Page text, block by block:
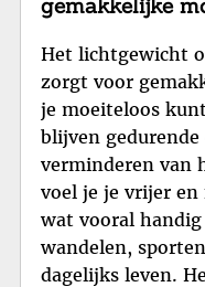
gemakkelijke
Het lichtgewicht
zorgt voor
je moeiteloos
blijven gedurende
verminderen van
voel je je vrijer
wat vooral
wandelen,
dagelijks leven.